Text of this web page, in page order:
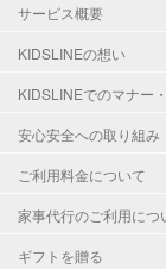
対応可能/特徴
病児対応
サービス概要
KIDSLINEの想い
KIDSLINEでのマナー
安心安全への取り組み
ご利用料金について
家事代行のご利用につ
ギフトを贈る